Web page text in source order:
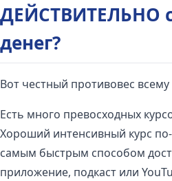
ДЕЙСТВИТЕЛЬНО
денег?
Вот честный противовес
Есть много превосходных
Хороший интенсивный курс
самым быстрым способом
приложение, подкаст или